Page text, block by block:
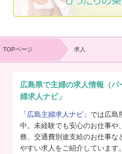
TOPページ 求人
広島県で主婦の求人情報（
婦求人ナビ」
「広島主婦求人ナビ」では広島
中。未経験でも安心のお仕事
務、交通費別途支給のお仕事な
やすい求人をご紹介しています